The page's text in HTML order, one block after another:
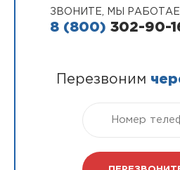
ЗВОНИТЕ, МЫ
8 (800) 302-90-
Перезвоним